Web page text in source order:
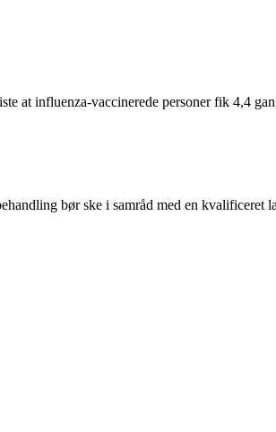
at influenza-vaccinerede personer fik 4,4
bør ske i samråd med en